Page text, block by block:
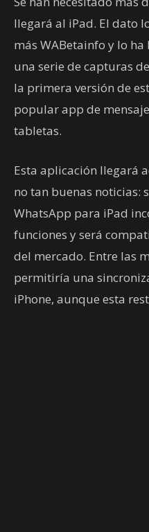
llegará al iPad. El dato
más WABetainfo y lo
una serie de capturas
la primera versión de
popular app de
tabletas.
Esta aplicación llegará
no tan buenas noticias:
WhatsApp para iPad
funciones y será
del mercado. Entre las
permitiría una
iPhone, aunque esta